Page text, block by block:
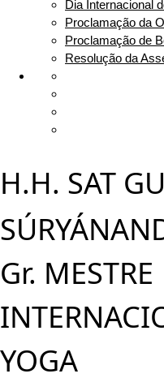
Dia Internacional
Proclamação da
Proclamação de
Resolução da
H.H. SAT
Gr. MESTRE
YOGA